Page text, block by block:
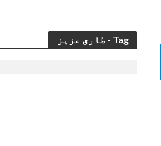
Tag - طارق عزیز